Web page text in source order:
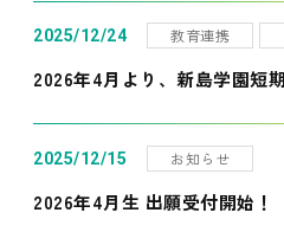
2025/12/24 教育連携
2026年4月より、新島学園短
2025/12/15 お知らせ
2026年4月生 出願受付開始！